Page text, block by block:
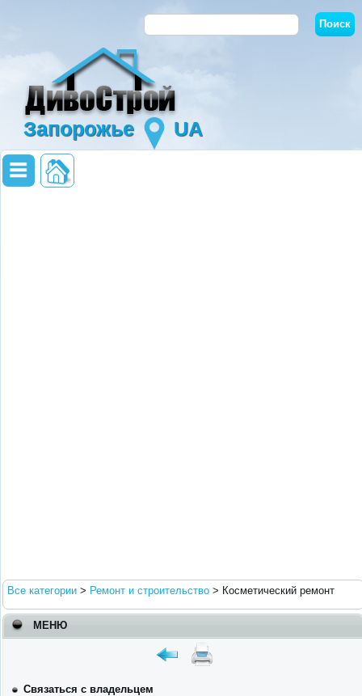
Запорожье UA
Все категории > Ремонт и строительство > Косметический ремонт
МЕНЮ
Связаться с владельцем